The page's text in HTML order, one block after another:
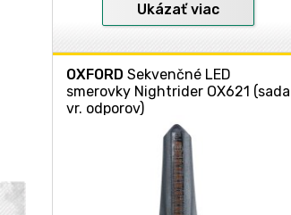
Ukázať viac
OXFORD Sekvenčné LED
smerovky Nightrider OX621 (sada
vr. odporov)